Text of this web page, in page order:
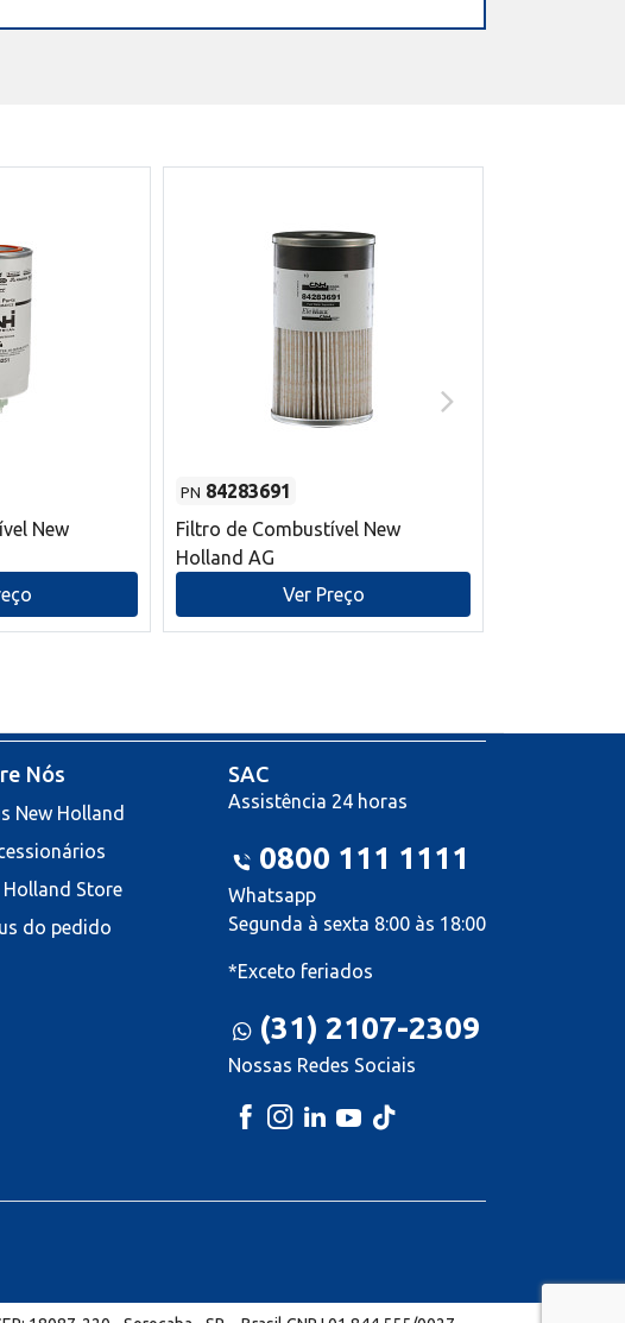
New
PN 84283691
Filtro de Combustível New
Holland AG
Ver Preço
Nós
New Holland
Holland Store
do pedido
SAC
Assistência 24 horas
0800 111 1111
Whatsapp
Segunda à sexta 8:00 às 18:00
*Exceto feriados
(31) 2107-2309
Nossas Redes Sociais